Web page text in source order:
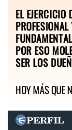
EL EJERCICIO
POR ESO
SER LOS
HOY MÁS QUE